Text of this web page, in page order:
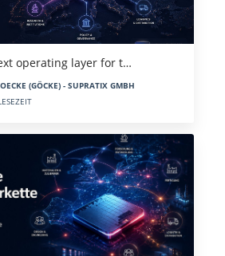
operating layer for t…
(GÖCKE) - SUPRATIX GMBH